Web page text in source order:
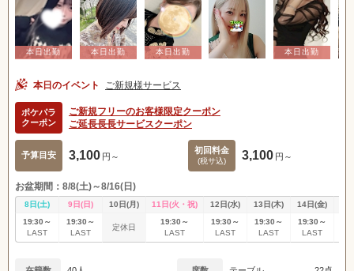
本日のイベント ご新規様サービス
ポケパラ
クーポン
ご新規フリーのお客様限定クーポン
ご延長長長サービスクーポン
予算目安 3,100 円～
初回料金
(税サ込) 3,100 円～
お盆期間：8/8(土)～8/16(日)
8日(土) 9日(日) 10日(月) 11日(火・祝) 12日(水) 13日(木) 14日(金)
19:30～
LAST
19:30～
LAST
定休日
19:30～
LAST
19:30～
LAST
19:30～
LAST
19:30～
LAST